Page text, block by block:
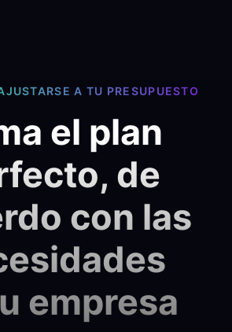
A TU PRESUPUESTO
el plan
de
con las
empresa